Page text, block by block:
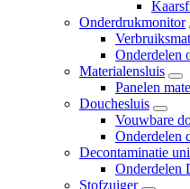
Onderdrukmonitor
Onderdelen
Materialensluis
Panelen
Douchesluis
Vouwbare
Onderdelen
Decontaminatie
Onderdelen
Stofzuiger